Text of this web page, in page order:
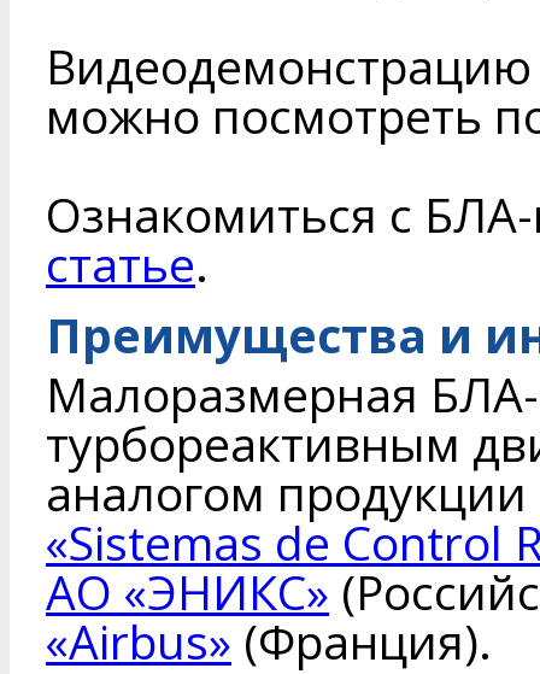
можно посмотреть
Ознакомиться с
статье.
Преимущества и
Малоразмерная
турбореактивным
аналогом
«Sistemas de Control
АО «ЭНИКС»
«Airbus» (Франция).